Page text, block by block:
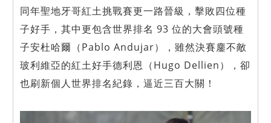
同年聖地牙哥紅土挑戰賽更一路晉級，擊敗四位種
子好手，其中更包含世界排名 93 位的大會頭號種
子安杜哈爾（Pablo Andujar），雖然決賽鏖不敵
玻利維亞的紅土好手德利恩（Hugo Dellien），卻
也刷新個人世界排名紀錄，逼近三百大關！